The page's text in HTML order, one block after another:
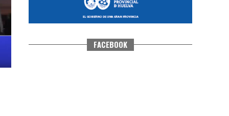
FACEBOOK